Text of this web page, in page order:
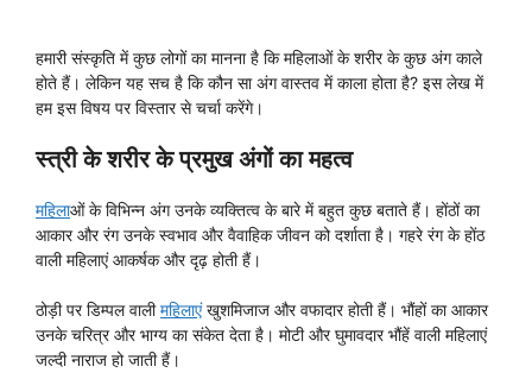
हमारी संस्कृति में कुछ लोगों का मानना है कि महिलाओं के शरीर के कुछ अंग काले
होते हैं। लेकिन यह सच है कि कौन सा अंग वास्तव में काला होता है? इस लेख में
हम इस विषय पर विस्तार से चर्चा करेंगे।
स्त्री के शरीर के प्रमुख अंगों का महत्व
महिलाओं के विभिन्न अंग उनके व्यक्तित्व के बारे में बहुत कुछ बताते हैं। होंठों का
आकार और रंग उनके स्वभाव और वैवाहिक जीवन को दर्शाता है। गहरे रंग के होंठ
वाली महिलाएं आकर्षक और दृढ़ होती हैं।
ठोड़ी पर डिम्पल वालीमहिलाएंखुशमिजाज और वफादार होती हैं। भौंहों का आकार
उनके चरित्र और भाग्य का संकेत देता है। मोटी और घुमावदार भौंहें वाली महिलाएं
जल्दी नाराज हो जाती हैं।